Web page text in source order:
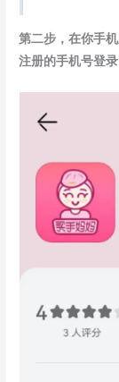
第二步，在你手
注册的手机号登录